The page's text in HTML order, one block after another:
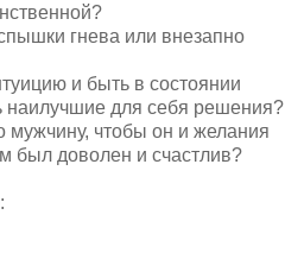
гнева или внезапно
и быть в состоянии
наилучшие для себя решения?
мужчину, чтобы он и желания
был доволен и счастлив?